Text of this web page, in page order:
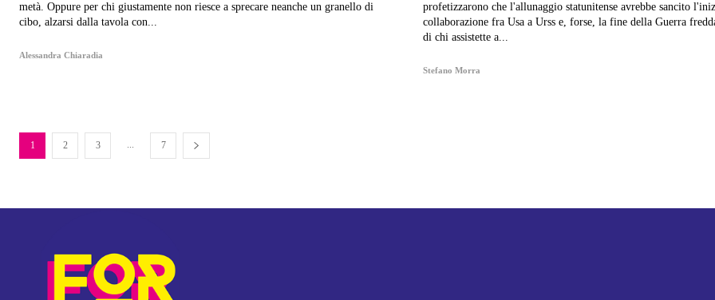
metà. Oppure per chi giustamente non riesce a sprecare neanche un granello di
cibo, alzarsi dalla tavola con...
Alessandra Chiaradia
profetizzarono che l'allunaggio statunitense avrebbe sancito
collaborazione fra Usa a Urss e, forse, la fine della Guerra
di chi assistette a...
Stefano Morra
1 2 3 ... 7